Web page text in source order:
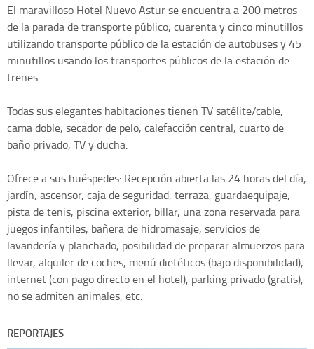
El maravilloso Hotel Nuevo Astur se encuentra a 200 metros
de la parada de transporte público, cuarenta y cinco minutillos
utilizando transporte público de la estación de autobuses y 45
minutillos usando los transportes públicos de la estación de
trenes.
Todas sus elegantes habitaciones tienen TV satélite/cable,
cama doble, secador de pelo, calefacción central, cuarto de
baño privado, TV y ducha.
Ofrece a sus huéspedes: Recepción abierta las 24 horas del día,
jardín, ascensor, caja de seguridad, terraza, guardaequipaje,
pista de tenis, piscina exterior, billar, una zona reservada para
juegos infantiles, bañera de hidromasaje, servicios de
lavandería y planchado, posibilidad de preparar almuerzos para
llevar, alquiler de coches, menú dietéticos (bajo disponibilidad),
internet (con pago directo en el hotel), parking privado (gratis),
no se admiten animales, etc.
REPORTAJES